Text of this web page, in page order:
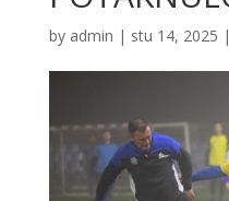
by admin | stu 14, 2025 |